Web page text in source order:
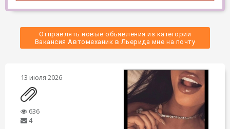
Отправлять новые объявления из категории
Вакансия Автомеханик в Льерида мне на почту
13 июля 2026
636
4